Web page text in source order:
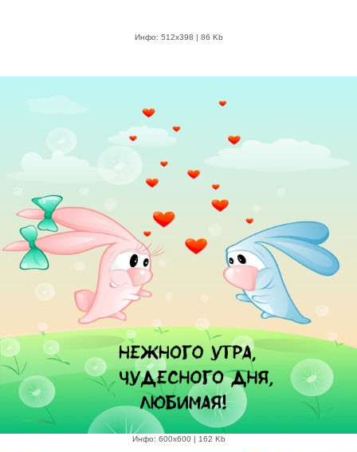
Инфо: 512х398 | 86 Kb
Инфо: 600х600 | 162 Kb